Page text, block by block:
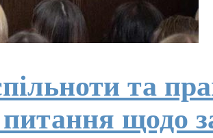
та
щодо